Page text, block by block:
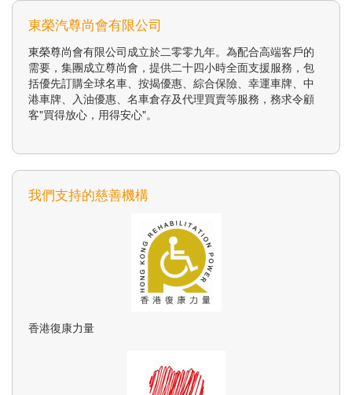
東榮汽尊尚會有限公司
東榮尊尚會有限公司成立於二零零九年。為配合高端客戶的
需要，集團成立尊尚會，提供二十四小時全面支援服務，包
括優先訂購全球名車、按揭優惠、綜合保險、幸運車牌、中
港車牌、入油優惠、名車倉存及代理買賣等服務，務求令顧
客"買得放心，用得安心"。
我們支持的慈善機構
香港復康力量